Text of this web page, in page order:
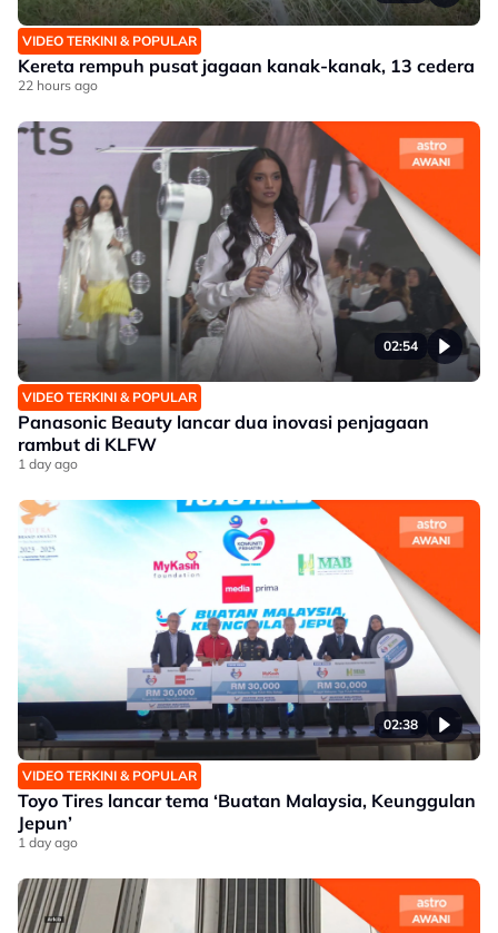
VIDEO TERKINI & POPULAR
Kereta rempuh pusat jagaan kanak-kanak, 13 cedera
22 hours ago
02:54
VIDEO TERKINI & POPULAR
Panasonic Beauty lancar dua inovasi penjagaan
rambut di KLFW
1 day ago
02:38
VIDEO TERKINI & POPULAR
Toyo Tires lancar tema ‘Buatan Malaysia, Keunggulan
Jepun’
1 day ago